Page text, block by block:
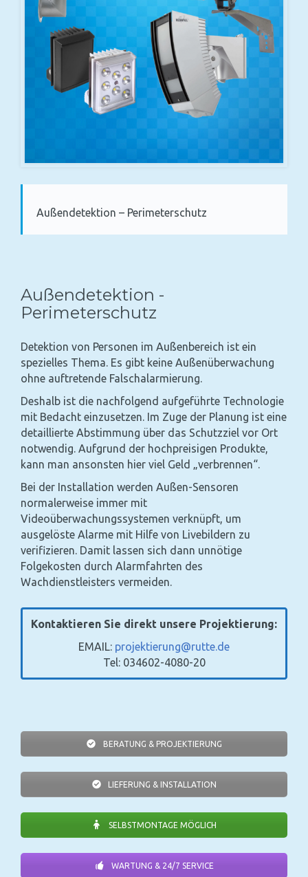
Außendetektion – Perimeterschutz
Außendetektion -
Perimeterschutz
Detektion von Personen im Außenbereich ist ein
spezielles Thema. Es gibt keine Außenüberwachung
ohne auftretende Falschalarmierung.
Deshalb ist die nachfolgend aufgeführte Technologie
mit Bedacht einzusetzen. Im Zuge der Planung ist eine
detaillierte Abstimmung über das Schutzziel vor Ort
notwendig. Aufgrund der hochpreisigen Produkte,
kann man ansonsten hier viel Geld „verbrennen“.
Bei der Installation werden Außen-Sensoren
normalerweise immer mit
Videoüberwachungssystemen verknüpft, um
ausgelöste Alarme mit Hilfe von Livebildern zu
verifizieren. Damit lassen sich dann unnötige
Folgekosten durch Alarmfahrten des
Wachdienstleisters vermeiden.
Kontaktieren Sie direkt unsere Projektierung:
EMAIL: projektierung@rutte.de
Tel: 034602-4080-20
BERATUNG & PROJEKTIERUNG
LIEFERUNG & INSTALLATION
SELBSTMONTAGE MÖGLICH
WARTUNG & 24/7 SERVICE